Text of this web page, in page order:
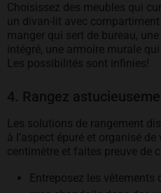
Choisissez des meubles qui
un divan-lit avec
manger qui sert de bureau,
intégré, une armoire murale
Les possibilités sont infinies!
4. Rangez
Les solutions de rangement
à l’aspect épuré et organisé
centimètre et faites preuve de
Entreposez les vêtements